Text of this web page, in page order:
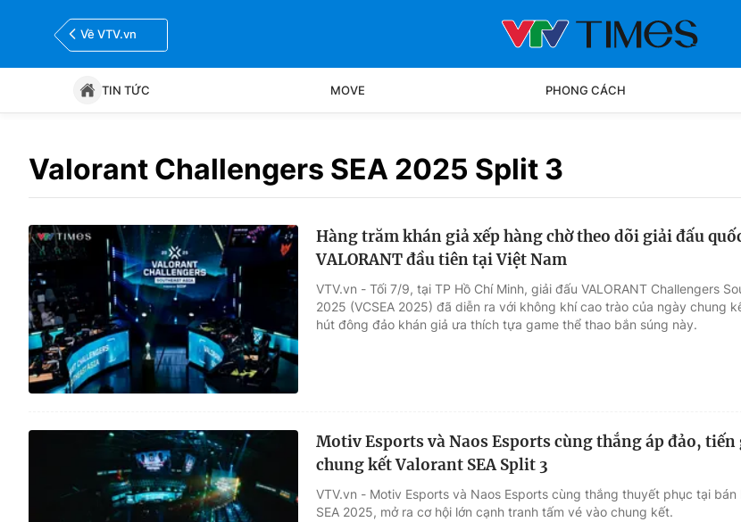
Về VTV.vn
TIN TỨC MOVE PHONG CÁCH
Valorant Challengers SEA 2025 Split 3
Hàng trăm khán giả xếp hàng chờ theo dõi giải đấu
VALORANT đầu tiên tại Việt Nam
VTV.vn - Tối 7/9, tại TP Hồ Chí Minh, giải đấu VALORANT Challengers
2025 (VCSEA 2025) đã diễn ra với không khí cao trào của ngày chung
hút đông đảo khán giả ưa thích tựa game thể thao bắn súng này.
Motiv Esports và Naos Esports cùng thắng áp đảo, tiến
chung kết Valorant SEA Split 3
VTV.vn - Motiv Esports và Naos Esports cùng thắng thuyết phục tại bán
SEA 2025, mở ra cơ hội lớn cạnh tranh tấm vé vào chung kết.